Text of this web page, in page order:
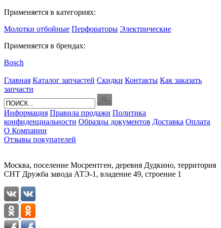
Применяется в категориях:
Молотки отбойные Перфораторы Электрические
Применяется в брендах:
Bosch
Главная Каталог запчастей Скидки Контакты Как заказать
запчасти
Информация Правила продажи Политика
конфиденциальности Образцы документов Доставка Оплата
О Компании
Отзывы покупателей
Москва, поселение Мосрентген, деревня Дудкино, территория
СНТ Дружба завода АТЭ-1, владение 49, строение 1